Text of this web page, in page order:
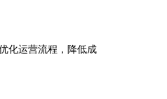
化运营流程，降低成